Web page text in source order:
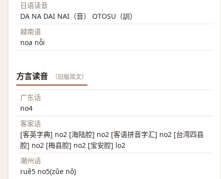
日语读音
DA NA DAI NAI（音） OTOSU（訓）
越南语
noa nỗi
方言读音 （旧版简文）
广东话
no4
客家话
[客英字典] no2 [海陆腔] no2 [客语拼音字汇] no2 [台湾四县
腔] no2 [梅县腔] no2 [宝安腔] lo2
潮州话
ruê5 no5(zûe nô)